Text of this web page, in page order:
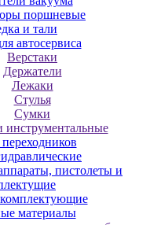
поршневые
и тали
автосервиса
Верстаки
Держатели
Лежаки
Стулья
Сумки
инструментальные
пистолеты и
материалы